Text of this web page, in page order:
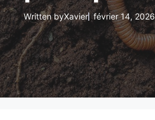
Written byXavier février 14, 2026